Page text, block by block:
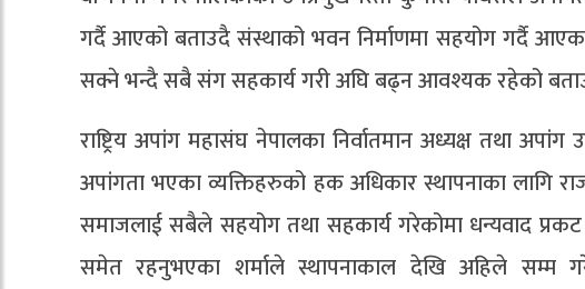
गर्दै आएको बताउदै संस्थाको भवन निर्माणमा सहयोग गर्दै
सक्ने भन्दै सबै संग सहकार्य गरी अघि बढ्न आवश्यक रहेको
राष्ट्रिय अपांग महासंघ नेपालका निर्वातमान अध्यक्ष तथा
अपांगता भएका व्यक्तिहरुको हक अधिकार स्थापनाका लागि
समाजलाई सबैले सहयोग तथा सहकार्य गरेकोमा धन्यवाद
समेत रहनुभएका शर्माले स्थापनाकाल देखि अहिले सम्म